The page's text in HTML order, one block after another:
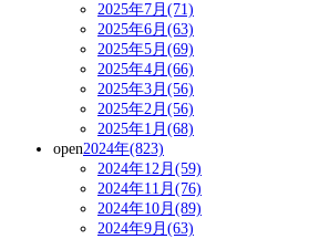
2025年7月(71)
2025年6月(63)
2025年5月(69)
2025年4月(66)
2025年3月(56)
2025年2月(56)
2025年1月(68)
open2024年(823)
2024年12月(59)
2024年11月(76)
2024年10月(89)
2024年9月(63)